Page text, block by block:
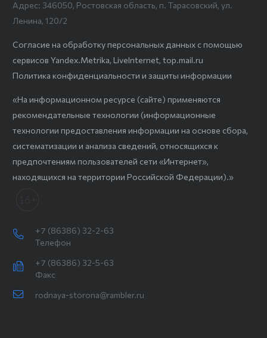
Адрес: 346050, Ростовская область, п. Тарасовский, ул.
Ленина, 120/2
Согласие на обработку персональных данных с помощью
сервисов Yandex.Metrika, LiveInternet, top.mail.ru
Политика конфиденциальности и защиты информации
«На информационном ресурсе (сайте) применяются
рекомендательные технологии (информационные
технологии предоставления информации на основе сбора,
систематизации и анализа сведений, относящихся к
предпочтениям пользователей сети «Интернет»,
находящихся на территории Российской Федерации).»
+7 (86386) 32-2-63
Телефон
+7 (86386) 32-5-63
Факс
rodnaya-storona@rambler.ru